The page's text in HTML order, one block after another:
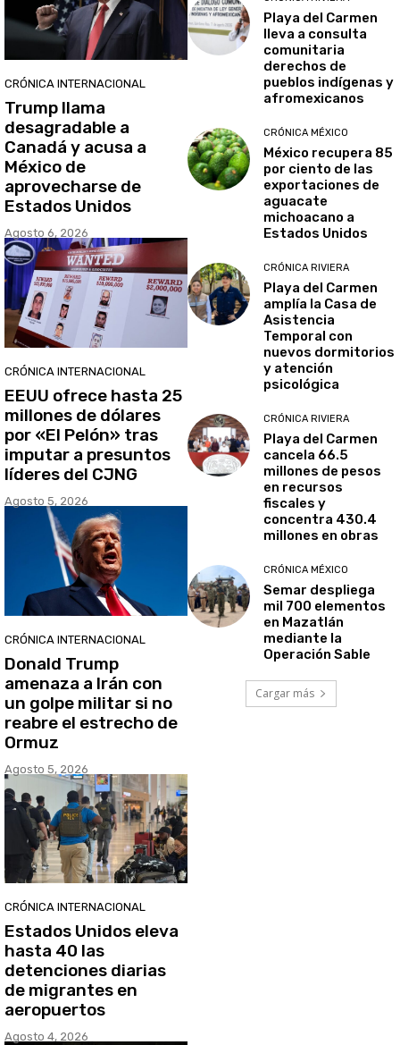
CRÓNICA INTERNACIONAL
Trump llama
desagradable a
Canadá y acusa a
México de
aprovecharse de
Estados Unidos
Agosto 6, 2026
CRÓNICA INTERNACIONAL
EEUU ofrece hasta 25
millones de dólares
por «El Pelón» tras
imputar a presuntos
líderes del CJNG
Agosto 5, 2026
CRÓNICA INTERNACIONAL
Donald Trump
amenaza a Irán con
un golpe militar si no
reabre el estrecho de
Ormuz
Agosto 5, 2026
CRÓNICA INTERNACIONAL
Estados Unidos eleva
hasta 40 las
detenciones diarias
de migrantes en
aeropuertos
Agosto 4, 2026
Playa del Carmen
lleva a consulta
comunitaria
derechos de
pueblos indígenas y
afromexicanos
CRÓNICA MÉXICO
México recupera 85
por ciento de las
exportaciones de
aguacate
michoacano a
Estados Unidos
CRÓNICA RIVIERA
Playa del Carmen
amplía la Casa de
Asistencia
Temporal con
nuevos dormitorios
y atención
psicológica
CRÓNICA RIVIERA
Playa del Carmen
cancela 66.5
millones de pesos
en recursos
fiscales y
concentra 430.4
millones en obras
CRÓNICA MÉXICO
Semar despliega
mil 700 elementos
en Mazatlán
mediante la
Operación Sable
Cargar más